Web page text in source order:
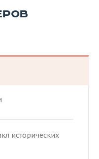
исторических